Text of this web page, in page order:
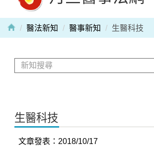
醫法新知 醫事新知 生醫科技
生醫科技
文章發表：2018/10/17